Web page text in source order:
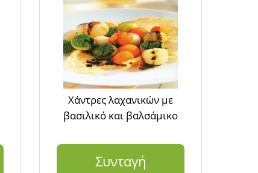
Χάντρες λαχανικών με
βασιλικό και βαλσάμικο
Συνταγή